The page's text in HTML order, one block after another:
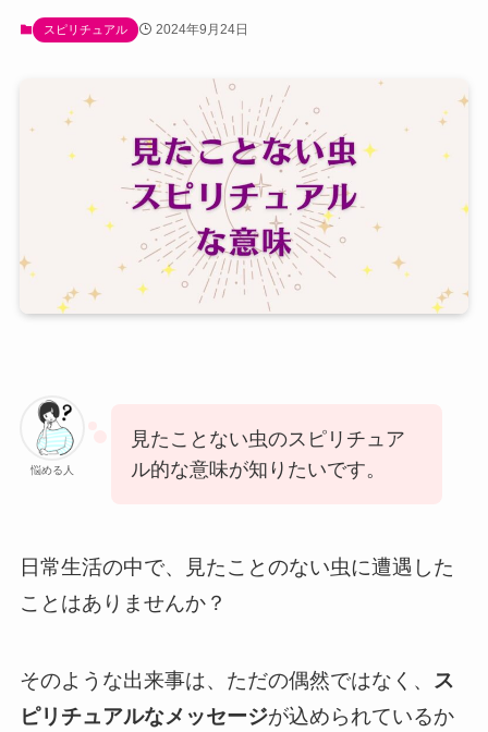
スピリチュアル 2024年9月24日
悩める人
見たことない虫のスピリチュア
ル的な意味が知りたいです。
日常生活の中で、見たことのない虫に遭遇した
ことはありませんか？
そのような出来事は、ただの偶然ではなく、 ス
ピリチュアルなメッセージが込められているか